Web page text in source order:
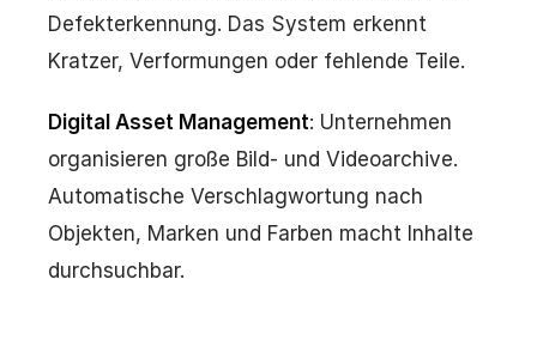
Defekterkennung. Das System erkennt
Kratzer, Verformungen oder fehlende Teile.
Digital Asset Management: Unternehmen
organisieren große Bild- und Videoarchive.
Automatische Verschlagwortung nach
Objekten, Marken und Farben macht Inhalte
durchsuchbar.